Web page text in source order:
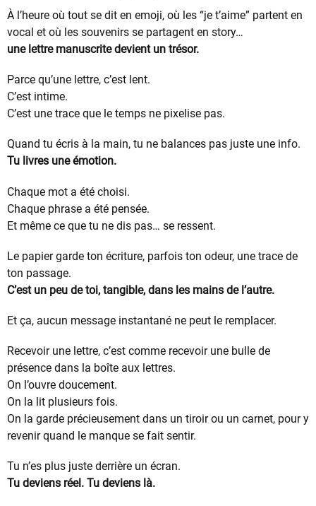
À l’heure où tout se dit en emoji, où les “je t’aime” partent en
vocal et où les souvenirs se partagent en story…
une lettre manuscrite devient un trésor.
Parce qu’une lettre, c’est lent.
C’est intime.
C’est une trace que le temps ne pixelise pas.
Quand tu écris à la main, tu ne balances pas juste une info.
Tu livres une émotion.
Chaque mot a été choisi.
Chaque phrase a été pensée.
Et même ce que tu ne dis pas… se ressent.
Le papier garde ton écriture, parfois ton odeur, une trace de
ton passage.
C’est un peu de toi, tangible, dans les mains de l’autre.
Et ça, aucun message instantané ne peut le remplacer.
Recevoir une lettre, c’est comme recevoir une bulle de
présence dans la boîte aux lettres.
On l’ouvre doucement.
On la lit plusieurs fois.
On la garde précieusement dans un tiroir ou un carnet, pour y
revenir quand le manque se fait sentir.
Tu n’es plus juste derrière un écran.
Tu deviens réel. Tu deviens là.